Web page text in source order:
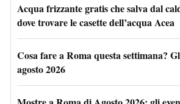
Acqua frizzante gratis che salva dal
dove trovare le casette dell’acqua Acea
Cosa fare a Roma questa settimana?
agosto 2026